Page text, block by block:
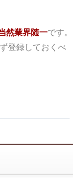
然業界随一です。
登録しておくべ